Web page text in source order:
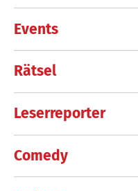
Events
Rätsel
Leserreporter
Comedy